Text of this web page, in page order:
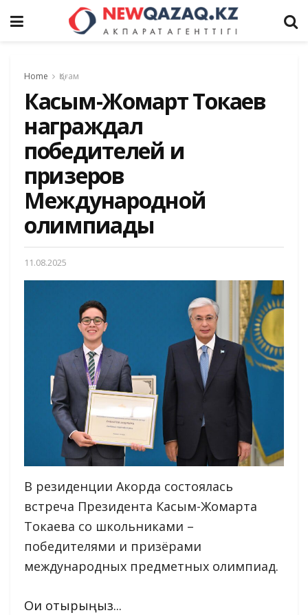
Home Қоғам
Касым-Жомарт Токаев
награждал
победителей и
призеров
Международной
олимпиады
11.08.2025
В резиденции Акорда состоялась
встреча Президента Касым-Жомарта
Токаева со школьниками –
победителями и призёрами
международных предметных олимпиад.
Оқи отырыңыз...